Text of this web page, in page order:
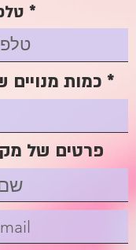
כמות מנויים
פרטים של